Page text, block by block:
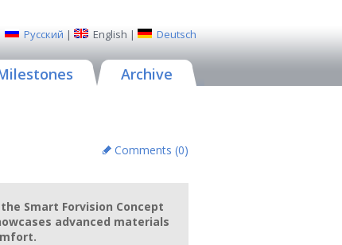
Русский | English | Deutsch
Archive
Comments (0)
Smart Forvision Concept
advanced materials